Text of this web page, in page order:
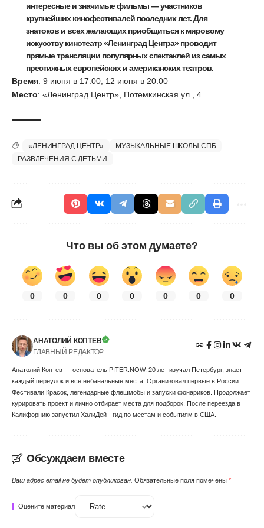
интересные и значимые фильмы — участников
крупнейших кинофестивалей последних лет. Для
знатоков и всех желающих приобщиться к мировому
искусству кинотеатр «Ленинград Центра» проводит
прямые трансляции популярных спектаклей из самых
престижных европейских и американских театров.
Время: 9 июня в 17:00, 12 июня в 20:00
Место: «Ленинград Центр», Потемкинская ул., 4
«ЛЕНИНГРАД ЦЕНТР»
МУЗЫКАЛЬНЫЕ ШКОЛЫ СПБ
РАЗВЛЕЧЕНИЯ С ДЕТЬМИ
Что вы об этом думаете?
0 0 0 0 0 0 0
АНАТОЛИЙ КОПТЕВ
ГЛАВНЫЙ РЕДАКТОР
Анатолий Коптев — основатель PITER.NOW. 20 лет изучал Петербург, знает
каждый переулок и все небанальные места. Организовал первые в России
Фестивали Красок, легендарные флешмобы и запуски фонариков. Продолжает
курировать проект и лично отбирает места для подборок. После переезда в
Калифорнию запустил ХалиДей - гид по местам и событиям в США
Обсуждаем вместе
Ваш адрес email не будет опубликован. Обязательные поля помечены *
Оцените материал